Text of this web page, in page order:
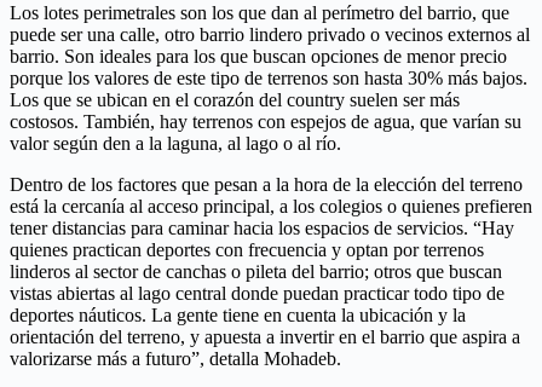
Los lotes perimetrales son los que dan al perímetro del barrio, que
puede ser una calle, otro barrio lindero privado o vecinos externos al
barrio. Son ideales para los que buscan opciones de menor precio
porque los valores de este tipo de terrenos son hasta 30% más bajos.
Los que se ubican en el corazón del country suelen ser más
costosos. También, hay terrenos con espejos de agua, que varían su
valor según den a la laguna, al lago o al río.
Dentro de los factores que pesan a la hora de la elección del terreno
está la cercanía al acceso principal, a los colegios o quienes prefieren
tener distancias para caminar hacia los espacios de servicios. “Hay
quienes practican deportes con frecuencia y optan por terrenos
linderos al sector de canchas o pileta del barrio; otros que buscan
vistas abiertas al lago central donde puedan practicar todo tipo de
deportes náuticos. La gente tiene en cuenta la ubicación y la
orientación del terreno, y apuesta a invertir en el barrio que aspira a
valorizarse más a futuro”, detalla Mohadeb.